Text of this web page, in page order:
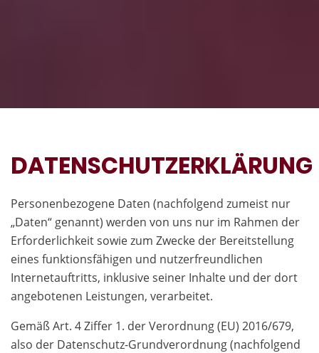
DATENSCHUTZERKLÄRUNG
Personenbezogene Daten (nachfolgend zumeist nur
„Daten“ genannt) werden von uns nur im Rahmen der
Erforderlichkeit sowie zum Zwecke der Bereitstellung
eines funktionsfähigen und nutzerfreundlichen
Internetauftritts, inklusive seiner Inhalte und der dort
angebotenen Leistungen, verarbeitet.
Gemäß Art. 4 Ziffer 1. der Verordnung (EU) 2016/679,
also der Datenschutz-Grundverordnung (nachfolgend